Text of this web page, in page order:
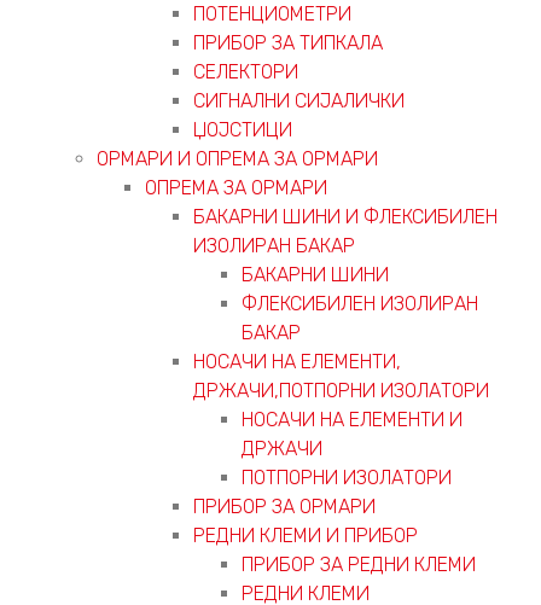
ПОТЕНЦИОМЕТРИ
ПРИБОР ЗА ТИПКАЛА
СЕЛЕКТОРИ
СИГНАЛНИ СИЈАЛИЧКИ
ЏОЈСТИЦИ
ОРМАРИ И ОПРЕМА ЗА ОРМАРИ
ОПРЕМА ЗА ОРМАРИ
БАКАРНИ ШИНИ И ФЛЕКСИБИЛЕН
ИЗОЛИРАН БАКАР
БАКАРНИ ШИНИ
ФЛЕКСИБИЛЕН ИЗОЛИРАН
БАКАР
НОСАЧИ НА ЕЛЕМЕНТИ,
ДРЖАЧИ,ПОТПОРНИ ИЗОЛАТОРИ
НОСАЧИ НА ЕЛЕМЕНТИ И
ДРЖАЧИ
ПОТПОРНИ ИЗОЛАТОРИ
ПРИБОР ЗА ОРМАРИ
РЕДНИ КЛЕМИ И ПРИБОР
ПРИБОР ЗА РЕДНИ КЛЕМИ
РЕДНИ КЛЕМИ